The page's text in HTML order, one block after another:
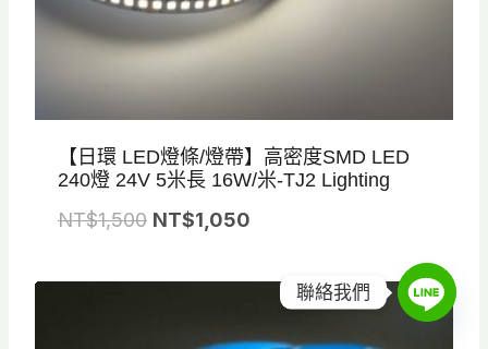
【日環 LED燈條/燈帶】高密度SMD LED
240燈 24V 5米長 16W/米-TJ2 Lighting
NT$1,500 原
價
NT$1,050目
價
：
促銷特
價
商
聯絡我們